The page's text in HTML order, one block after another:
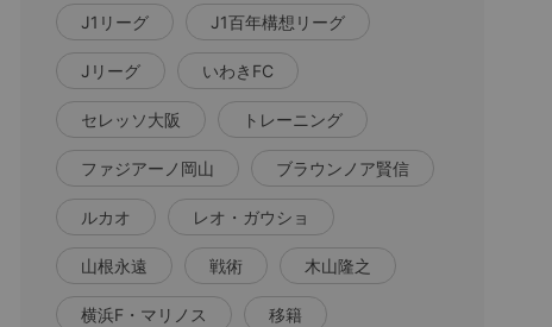
J1リーグ J1百年構想リーグ
Jリーグ いわきFC
セレッソ大阪 トレーニング
ファジアーノ岡山 ブラウンノア賢信
ルカオ レオ・ガウショ
山根永遠 戦術 木山隆之
横浜F・マリノス 移籍